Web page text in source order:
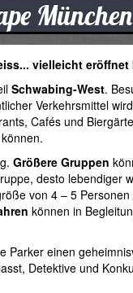
München
vielleicht eröffnet
Schwabing-West.
Verkehrsmittel
Cafés und
Größere Gruppen
desto lebendiger
von 4 – 5
können in
Parker einen
Detektive und